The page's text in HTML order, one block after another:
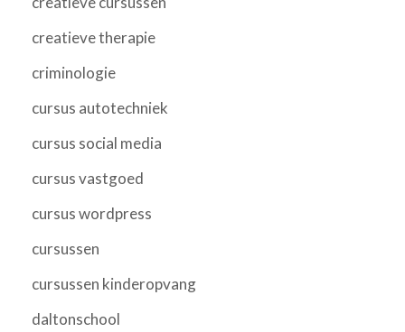
creatieve therapie
criminologie
cursus autotechniek
cursus social media
cursus vastgoed
cursus wordpress
cursussen
cursussen kinderopvang
daltonschool